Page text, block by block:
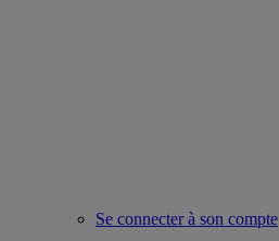
Se connecter à son compte